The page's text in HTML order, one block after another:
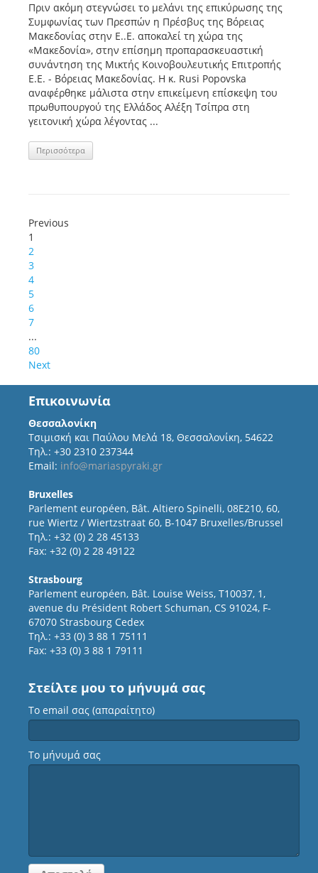
Πριν ακόμη στεγνώσει το μελάνι της επικύρωσης της
Συμφωνίας των Πρεσπών η Πρέσβυς της Βόρειας
Μακεδονίας στην Ε..Ε. αποκαλεί τη χώρα της
«Μακεδονία», στην επίσημη προπαρασκευαστική
συνάντηση της Μικτής Κοινοβουλευτικής Επιτροπής
Ε.Ε. - Βόρειας Μακεδονίας. Η κ. Rusi Popovska
αναφέρθηκε μάλιστα στην επικείμενη επίσκεψη του
πρωθυπουργού της Ελλάδος Αλέξη Τσίπρα στη
γειτονική χώρα λέγοντας ...
Περισσότερα
Previous
1
2
3
4
5
6
7
...
80
Next
Επικοινωνία
Θεσσαλονίκη
Τσιμισκή και Παύλου Μελά 18, Θεσσαλονίκη, 54622
Τηλ.: +30 2310 237344
Email: info@mariaspyraki.gr
Bruxelles
Parlement européen, Bât. Altiero Spinelli, 08E210, 60,
rue Wiertz / Wiertzstraat 60, B-1047 Bruxelles/Brussel
Τηλ.: +32 (0) 2 28 45133
Fax: +32 (0) 2 28 49122
Strasbourg
Parlement européen, Bât. Louise Weiss, T10037, 1,
avenue du Président Robert Schuman, CS 91024, F-
67070 Strasbourg Cedex
Τηλ.: +33 (0) 3 88 1 75111
Fax: +33 (0) 3 88 1 79111
Στείλτε μου το μήνυμά σας
Το email σας (απαραίτητο)
Το μήνυμά σας